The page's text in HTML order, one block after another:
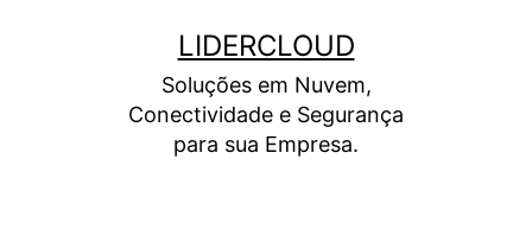
LIDERCLOUD
Soluções em Nuvem,
Conectividade e Segurança
para sua Empresa.